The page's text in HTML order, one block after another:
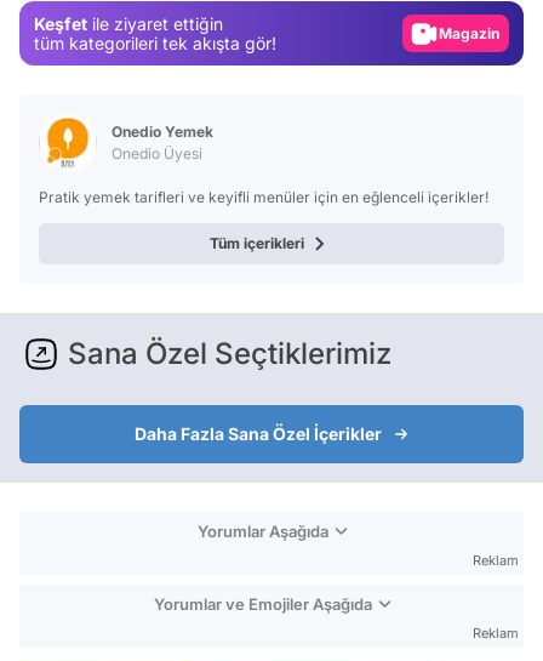
Keşfet ile ziyaret ettiğin
tüm kategorileri tek akışta gör!
Magazin
Onedio Yemek
Onedio Üyesi
Pratik yemek tarifleri ve keyifli menüler için en eğlenceli içerikler!
Tüm içerikleri
Sana Özel Seçtiklerimiz
Daha Fazla Sana Özel İçerikler
Yorumlar Aşağıda
Reklam
Yorumlar ve Emojiler Aşağıda
Reklam